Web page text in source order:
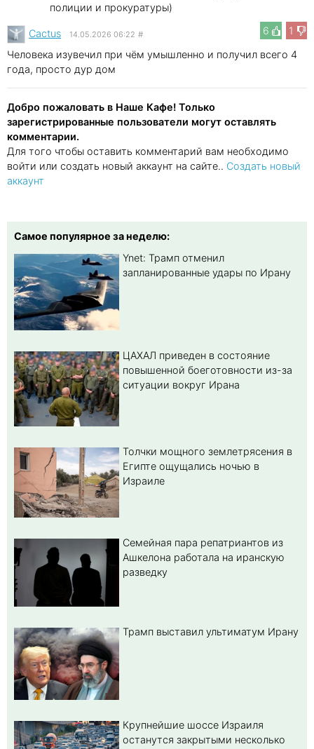
полиции и прокуратуры)
6
1
Cactus 14.05.2026 06:22 #
Человека изувечил при чём умышленно и получил всего 4
года, просто дур дом
Добро пожаловать в Наше Кафе! Только
зарегистрированные пользователи могут оставлять
комментарии.
Для того чтобы оставить комментарий вам необходимо
войти или создать новый аккаунт на сайте.. Создать новый
аккаунт
Самое популярное за неделю:
Ynet: Трамп отменил
запланированные удары по Ирану
ЦАХАЛ приведен в состояние
повышенной боеготовности из-за
ситуации вокруг Ирана
Толчки мощного землетрясения в
Египте ощущались ночью в
Израиле
Семейная пара репатриантов из
Ашкелона работала на иранскую
разведку
Трамп выставил ультиматум Ирану
Крупнейшие шоссе Израиля
останутся закрытыми несколько